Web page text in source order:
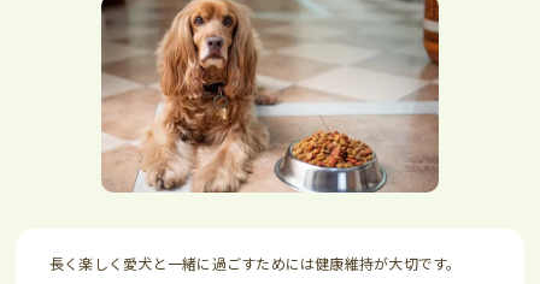
長く楽しく愛犬と一緒に過ごすためには健康維持が大切です。